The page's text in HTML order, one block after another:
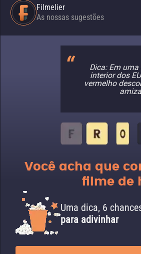
Filmelier
As nossas sugestões
Dica: Em
interior dos
vermelho
Você acha que
filme de
Uma dica, 6
para adivinhar